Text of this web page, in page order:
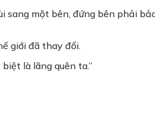
sang một bên, đứng bên phải
giới đã thay đổi.
là lãng quên ta.”